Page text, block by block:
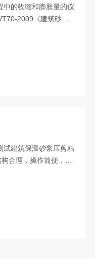
中的收缩和膨胀量的仪
2009《建筑砂浆
试建筑保温砂浆压剪粘
合理，操作简便，符
能，确保其